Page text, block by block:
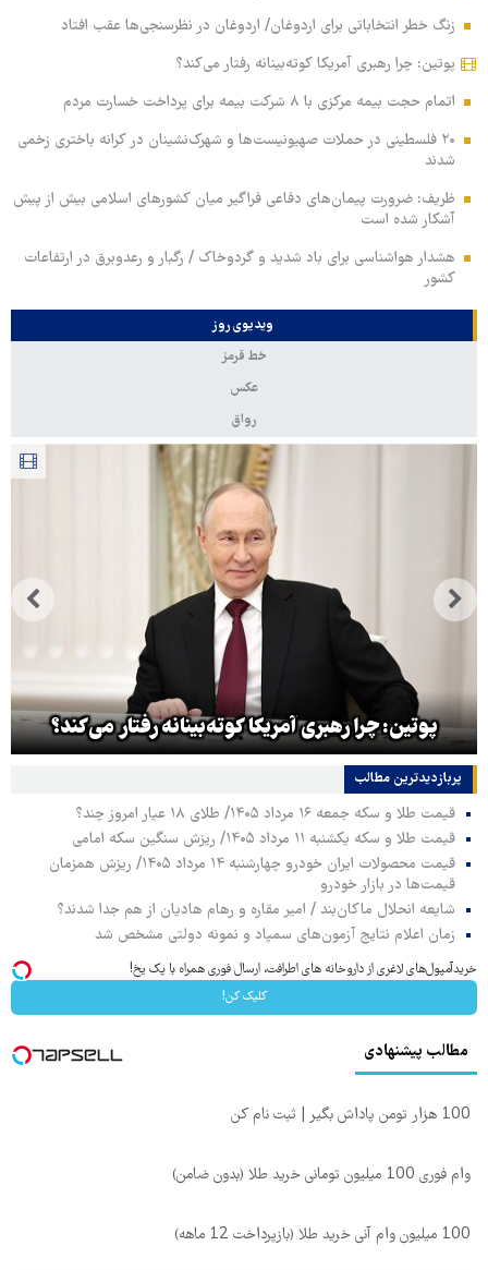
زنگ خطر انتخاباتی برای اردوغان/ اردوغان در نظرسنجی‌ها عقب افتاد
پوتین: چرا رهبری آمریکا کوته‌بینانه رفتار می‌کند؟
اتمام حجت بیمه مرکزی با ۸ شرکت بیمه برای پرداخت خسارت مردم
۲۰ فلسطینی در حملات صهیونیست‌ها و شهرک‌نشینان در کرانه باختری زخمی
شدند
ظریف: ضرورت پیمان‌های دفاعی فراگیر میان کشورهای اسلامی بیش از پیش
آشکار شده است
هشدار هواشناسی برای باد شدید و گردوخاک / رگبار و رعدوبرق در ارتفاعات
کشور
ویدیوی روز
خط قرمز
عکس
رواق
پوتین: چرا رهبری آمریکا کوته‌بینانه رفتار می‌کند؟
پربازدیدترین‌ مطالب
قیمت طلا و سکه جمعه ۱۶ مرداد ۱۴۰۵/ طلای ۱۸ عیار امروز چند؟
قیمت طلا و سکه یکشنبه ۱۱ مرداد ۱۴۰۵/ ریزش سنگین سکه امامی
قیمت محصولات ایران خودرو چهارشنبه ۱۴ مرداد ۱۴۰۵/ ریزش همزمان
قیمت‌ها در بازار خودرو
شایعه انحلال ماکان‌بند / امیر مقاره و رهام هادیان از هم جدا شدند؟
زمان اعلام نتایج آزمون‌های سمپاد و نمونه دولتی مشخص شد
خریدآمپول‌های لاغری از داروخانه های اطرافت، ارسال فوری همراه با پک یخ!
کلیک کن!
مطالب پیشنهادی
100 هزار تومن پاداش بگیر | ثبت نام کن
وام فوری 100 میلیون تومانی خرید طلا (بدون ضامن)
100 میلیون وام آنی خرید طلا (بازپرداخت 12 ماهه)